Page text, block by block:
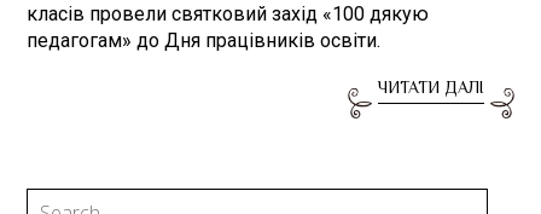
класів провели святковий захід «100 дякую
педагогам» до Дня працівників освіти.
ЧИТАТИ ДАЛІ